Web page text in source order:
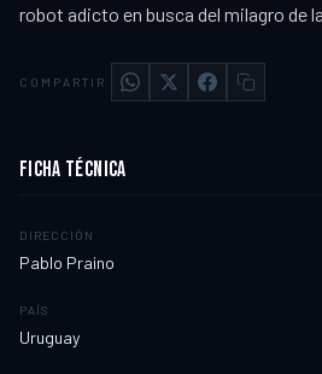
robot adicto en busca del milagro de
COMPARTIR
FICHA TÉCNICA
DIRECCIÓN
Pablo Praino
PAÍS
Uruguay